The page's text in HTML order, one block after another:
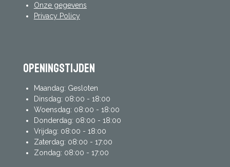
Onze gegevens
Privacy Policy
Openingstijden
Maandag: Gesloten
Dinsdag: 08:00 - 18:00
Woensdag: 08:00 - 18:00
Donderdag: 08:00 - 18:00
Vrijdag: 08:00 - 18:00
Zaterdag: 08:00 - 17:00
Zondag: 08:00 - 17:00